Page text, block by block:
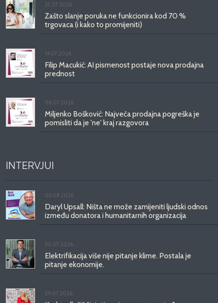
27.07.2026.
Zašto slanje poruka ne funkcionira kod 70 %
trgovaca (i kako to promijeniti)
14.07.2026.
Filip Macukić: AI pismenost postaje nova prodajna
prednost
08.07.2026.
Miljenko Bošković: Najveća prodajna pogreška je
pomisliti da je 'ne' kraj razgovora
INTERVJUI
06.08.2026.
Daryl Upsall: Ništa ne može zamijeniti ljudski odnos
između donatora i humanitarnih organizacija
30.07.2026.
Elektrifikacija više nije pitanje klime. Postala je
pitanje ekonomije.
29.07.2026.